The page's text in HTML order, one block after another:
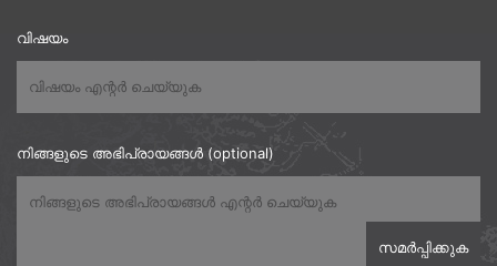
വിഷയം
നിങ്ങളുടെ അഭിപ്രായങ്ങൾ (optional)